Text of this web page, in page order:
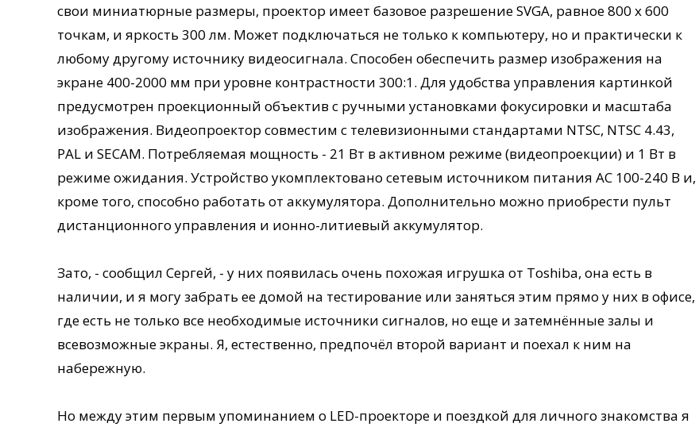
свои миниатюрные размеры, проектор имеет базовое разрешение SVGA, равное 800 х 600
точкам, и яркость 300 лм. Может подключаться не только к компьютеру, но и практически к
любому другому источнику видеосигнала. Способен обеспечить размер изображения на
экране 400-2000 мм при уровне контрастности 300:1. Для удобства управления картинкой
предусмотрен проекционный объектив с ручными установками фокусировки и масштаба
изображения. Видеопроектор совместим с телевизионными стандартами NTSC, NTSC 4.43,
PAL и SECAM. Потребляемая мощность - 21 Вт в активном режиме (видеопроекции) и 1 Вт в
режиме ожидания. Устройство укомплектовано сетевым источником питания AC 100-240 В и,
кроме того, способно работать от аккумулятора. Дополнительно можно приобрести пульт
дистанционного управления и ионно-литиевый аккумулятор.
Зато, - сообщил Сергей, - у них появилась очень похожая игрушка от Toshiba, она есть в
наличии, и я могу забрать ее домой на тестирование или заняться этим прямо у них в офисе,
где есть не только все необходимые источники сигналов, но еще и затемнённые залы и
всевозможные экраны. Я, естественно, предпочёл второй вариант и поехал к ним на
набережную.
Но между этим первым упоминанием о LED-проекторе и поездкой для личного знакомства я